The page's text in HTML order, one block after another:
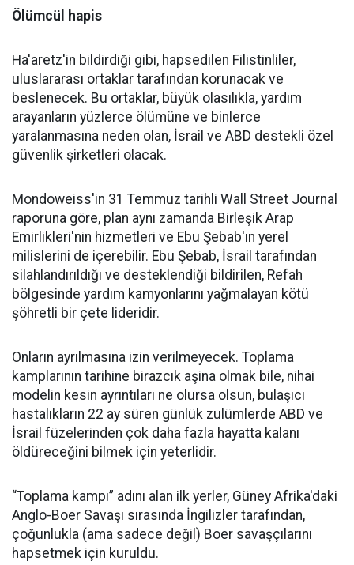
Ölümcül hapis
Ha'aretz'in bildirdiği gibi, hapsedilen Filistinliler,
uluslararası ortaklar tarafından korunacak ve
beslenecek. Bu ortaklar, büyük olasılıkla, yardım
arayanların yüzlerce ölümüne ve binlerce
yaralanmasına neden olan, İsrail ve ABD destekli özel
güvenlik şirketleri olacak.
Mondoweiss'in 31 Temmuz tarihli Wall Street Journal
raporuna göre, plan aynı zamanda Birleşik Arap
Emirlikleri'nin hizmetleri ve Ebu Şebab'ın yerel
milislerini de içerebilir. Ebu Şebab, İsrail tarafından
silahlandırıldığı ve desteklendiği bildirilen, Refah
bölgesinde yardım kamyonlarını yağmalayan kötü
şöhretli bir çete lideridir.
Onların ayrılmasına izin verilmeyecek. Toplama
kamplarının tarihine birazcık aşina olmak bile, nihai
modelin kesin ayrıntıları ne olursa olsun, bulaşıcı
hastalıkların 22 ay süren günlük zulümlerde ABD ve
İsrail füzelerinden çok daha fazla hayatta kalanı
öldüreceğini bilmek için yeterlidir.
“Toplama kampı” adını alan ilk yerler, Güney Afrika'daki
Anglo-Boer Savaşı sırasında İngilizler tarafından,
çoğunlukla (ama sadece değil) Boer savaşçılarını
hapsetmek için kuruldu.